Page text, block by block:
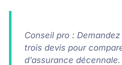
Conseil pro :
trois devis pour
d’assurance décennale.